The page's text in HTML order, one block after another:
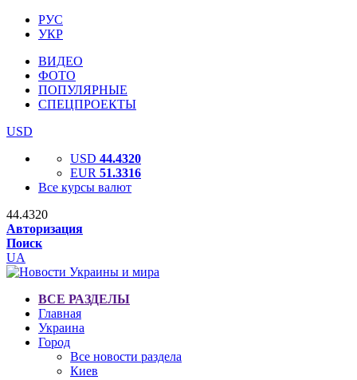
РУС
УКР
ВИДЕО
ФОТО
ПОПУЛЯРНЫЕ
СПЕЦПРОЕКТЫ
USD
USD 44.4320
EUR 51.3316
Все курсы валют
44.4320
Авторизация
Поиск
UA
ВСЕ РАЗДЕЛЫ
Главная
Украина
Город
Все новости раздела
Киев